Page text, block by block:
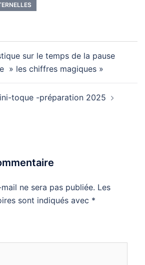
sur le temps de la pause
» les chiffres magiques »
toque -préparation 2025
ne sera pas publiée. Les
sont indiqués avec *